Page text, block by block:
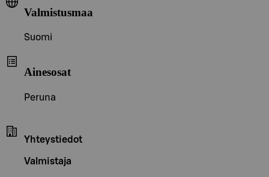
Valmistusmaa
Suomi
Ainesosat
Peruna
Yhteystiedot
Valmistaja